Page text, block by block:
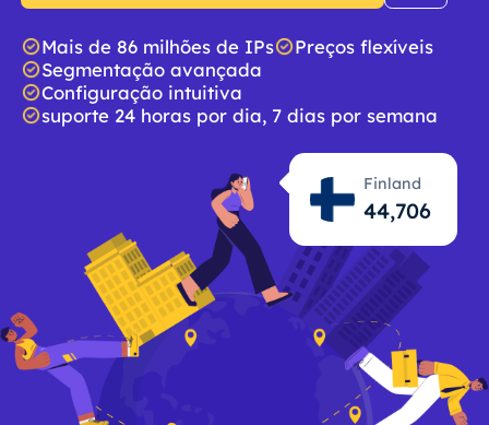
Mais de 86 milhões de IPs
Preços flexíveis
Segmentação avançada
Configuração intuitiva
suporte 24 horas por dia, 7 dias por semana
Finland
44,707